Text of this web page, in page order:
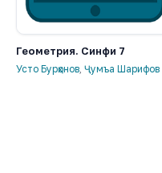
Геометрия. Синфи 7
Усто Бурҳонов Ҷумъа Шарифов